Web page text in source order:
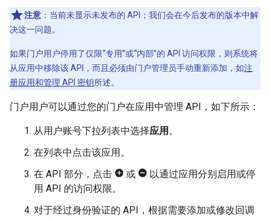
注意 ：当前未显示未发布的 API；我们会在今后发布的版本中解
决这一问题。
如果门户用户停用了仅限“专用”或“内部”的 API 访问权限，则系统将
从应用中移除该 API，而且必须由门户管理员手动重新添加，如注
册应用和管理 API 密钥所述。
门户用户可以通过您的门户在应用中管理 API，如下所示：
从用户账号下拉列表中选择应用 。
在列表中点击该应用。
在 API 部分，点击
或
以通过应用分别启用或停
用 API 的访问权限。
对于经过身份验证的 API，根据需要添加或修改回调